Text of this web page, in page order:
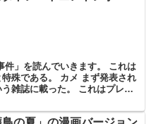
件」を読んでいきます。 これは
殊である。 カメ まず発表され
雑誌に載った。 これはプレミ